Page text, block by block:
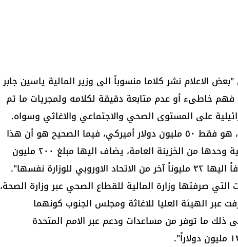
"بعض الاعلام نشر كلاما منسوباً الى وزير المالية ​ياسين جابر​
فهم خاطىء أو عدم متابعة دقيقة لكلامه ولمجريات ما تم
على المستوى الصحي والاجتماعي والاغاثي وسواه.
وفيه ان ما خصص من أموال في هذا الشأن، هو فقط ٥٠ مليون دولار أميركي، فيما الصحيح هو أن هذا
المبلغ هو ما خصص لوزارة الشؤون الاجتماعية وحدها من الخزينة العامة، يضاف اليها مبلغ ٢٠٠ مليون
صرفتها وزارة المالية للقطاع الصحي عبر وزارة الصحة،
عبر الهيئة العليا للاغاثة ومجلس الجنوب كونهما
ذلك ما توفر من مساعدات ودعم عبر الامم المتحدة